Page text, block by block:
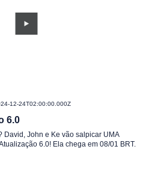
12-24T02:00:00.000Z
6.0
David, John e Ke vão salpicar UMA
6.0! Ela chega em 08/01 BRT.